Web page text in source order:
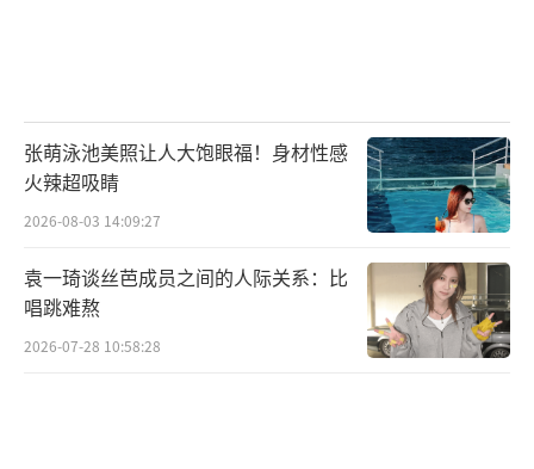
张萌泳池美照让人大饱眼福！身材性感
火辣超吸睛
2026-08-03 14:09:27
袁一琦谈丝芭成员之间的人际关系：比
唱跳难熬
2026-07-28 10:58:28